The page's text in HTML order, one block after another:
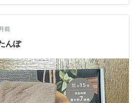
足は熱を逃がすための「ラジエータ
眠りの道具」に変えるコツ🌱 ① 布
にセットする 🛏️ ② 足を「直接」乗
のための「距離感」を大切に ⚠️
前
んぽ